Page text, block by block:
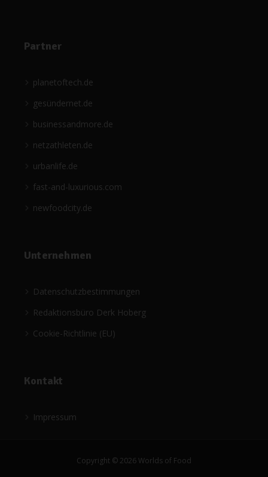
Partner
planetoftech.de
gesündernet.de
businessandmore.de
netzathleten.de
urbanlife.de
fast-and-luxurious.com
newfoodcity.de
Unternehmen
Datenschutzbestimmungen
Redaktionsbüro Derk Hoberg
Cookie-Richtlinie (EU)
Kontakt
Impressum
Copyright © 2026 Worlds of Food